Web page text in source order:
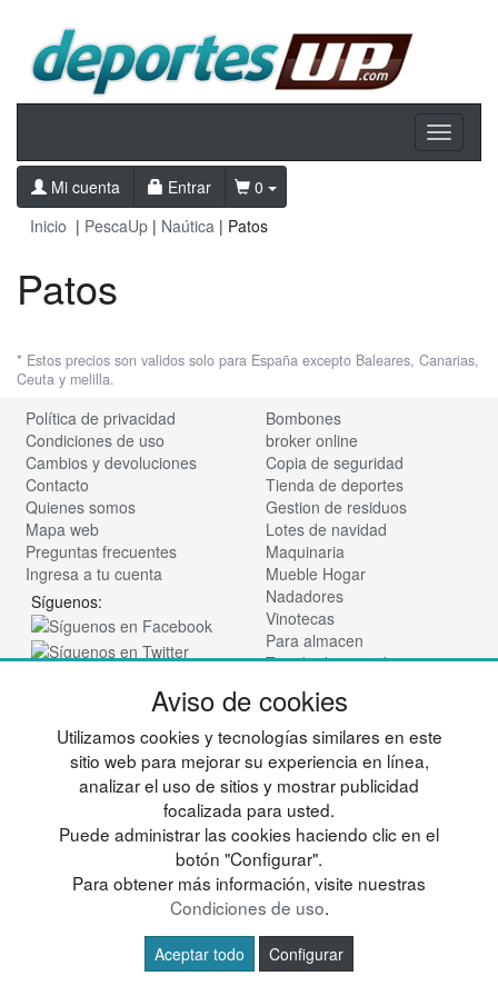
Toggle
Mi cuenta
Entrar
0
Inicio | PescaUp | Naútica | Patos
Patos
* Estos precios son validos solo para España excepto Baleares, Canarias,
Ceuta y melilla.
Política de privacidad
Condiciones de uso
Cambios y devoluciones
Contacto
Quienes somos
Mapa web
Preguntas frecuentes
Ingresa a tu cuenta
Síguenos:
Bombones
broker online
Copia de seguridad
Tienda de deportes
Gestion de residuos
Lotes de navidad
Maquinaria
Mueble Hogar
Nadadores
Vinotecas
Para almacen
Tienda de cosmética
© deportesup.com - Todos los derechos reservados
Aviso de cookies
Utilizamos cookies y tecnologías similares en este
sitio web para mejorar su experiencia en línea,
analizar el uso de sitios y mostrar publicidad
focalizada para usted.
Puede administrar las cookies haciendo clic en el
botón "Configurar".
Para obtener más información, visite nuestras
Condiciones de uso.
Aceptar todo Configurar